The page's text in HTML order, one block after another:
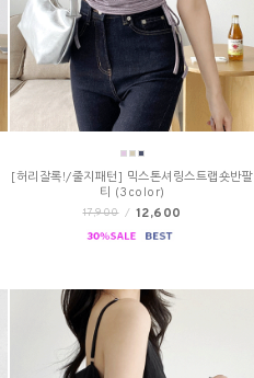
[허리잘록!/줄지패턴] 믹스톤셔링스트랩숏반팔
티 (3color)
17,900 / 12,600